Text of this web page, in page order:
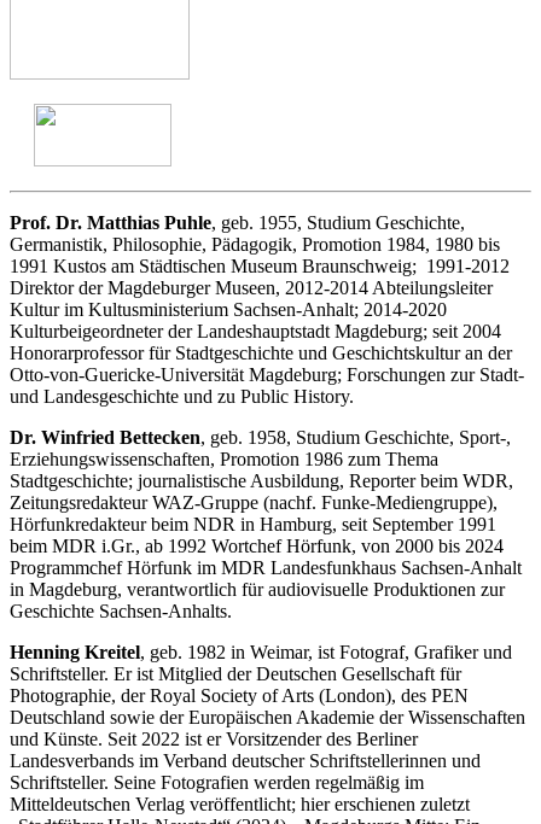
Prof. Dr. Matthias Puhle, geb. 1955, Studium Geschichte,
Germanistik, Philosophie, Pädagogik, Promotion 1984, 1980 bis
1991 Kustos am Städtischen Museum Braunschweig; 1991-2012
Direktor der Magdeburger Museen, 2012-2014 Abteilungsleiter
Kultur im Kultusministerium Sachsen-Anhalt; 2014-2020
Kulturbeigeordneter der Landeshauptstadt Magdeburg; seit 2004
Honorarprofessor für Stadtgeschichte und Geschichtskultur an der
Otto-von-Guericke-Universität Magdeburg; Forschungen zur Stadt-
und Landesgeschichte und zu Public History.
Dr. Winfried Bettecken, geb. 1958, Studium Geschichte, Sport-,
Erziehungswissenschaften, Promotion 1986 zum Thema
Stadtgeschichte; journalistische Ausbildung, Reporter beim WDR,
Zeitungsredakteur WAZ-Gruppe (nachf. Funke-Mediengruppe),
Hörfunkredakteur beim NDR in Hamburg, seit September 1991
beim MDR i.Gr., ab 1992 Wortchef Hörfunk, von 2000 bis 2024
Programmchef Hörfunk im MDR Landesfunkhaus Sachsen-Anhalt
in Magdeburg, verantwortlich für audiovisuelle Produktionen zur
Geschichte Sachsen-Anhalts.
Henning Kreitel, geb. 1982 in Weimar, ist Fotograf, Grafiker und
Schriftsteller. Er ist Mitglied der Deutschen Gesellschaft für
Photographie, der Royal Society of Arts (London), des PEN
Deutschland sowie der Europäischen Akademie der Wissenschaften
und Künste. Seit 2022 ist er Vorsitzender des Berliner
Landesverbands im Verband deutscher Schriftstellerinnen und
Schriftsteller. Seine Fotografien werden regelmäßig im
Mitteldeutschen Verlag veröffentlicht; hier erschienen zuletzt